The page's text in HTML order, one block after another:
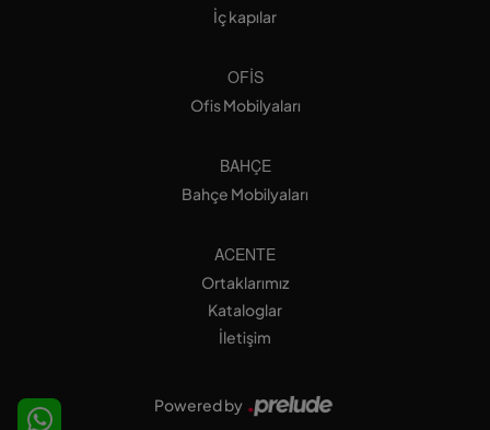
İç kapılar
OFIS
Ofis Mobilyaları
BAHÇE
Bahçe Mobilyaları
ACENTE
Ortaklarımız
Kataloglar
İletişim
Powered by